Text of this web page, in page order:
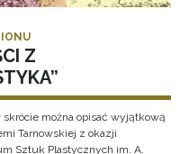
Z
skrócie można opisać wyjątkową
Tarnowskiej z okazji
Sztuk Plastycznych im. A.